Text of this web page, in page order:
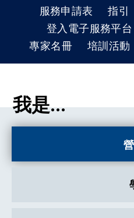
服務申請表
指引
登入電子服務平台
專家名冊
培訓活動
我是...